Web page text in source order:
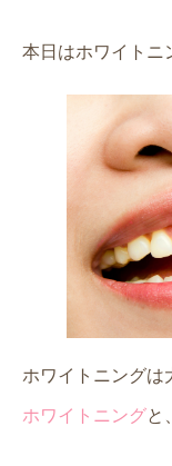
本日はホワイトニ
ホワイトニングは
ホワイトニングと、